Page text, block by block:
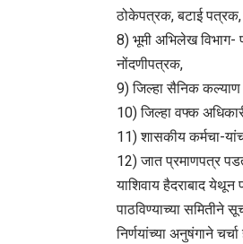
ठोकेपत्रक, बटाई
8) भूमी अभिलेख विभाग-
नोंदणीपत्रक,
9) जिल्‍हा सैनिक कल्‍याण
10) जिल्‍हा वफ्क
11) शासकीय कर्मचा-
12) जात प्रमाणपत्र
याशिवाय हैदराबाद
पाठविण्‍याच्‍या समितीने
निर्णयांच्‍या अनुषंगाने